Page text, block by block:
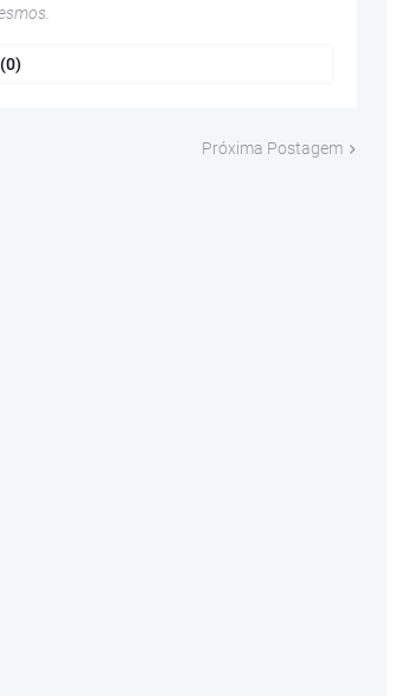
Próxima Postagem